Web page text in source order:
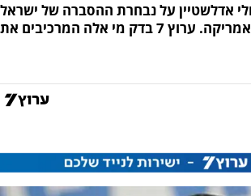
אדלשטיין על נבחרת ההסברה של ישראל
שיוצאת לכבוש את אמריקה. ערוץ 7 בדק מי אלה המרכיבים את